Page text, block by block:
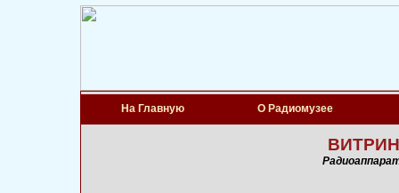
На Главную О Радиомузее